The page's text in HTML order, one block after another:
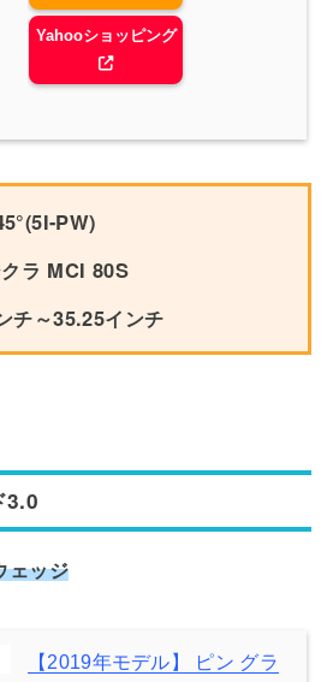
Yahooショッピング
PW)
ラ MCI 80S
チ～35.25インチ
3.0
ェッジ
【2019年モデル】 ピン グラ